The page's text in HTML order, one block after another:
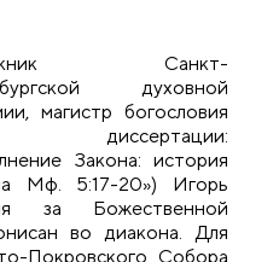
Санкт-
духовной
магистр богословия
диссертации:
Закона: история
Мф. 5:17-20») Игорь
за Божественной
во диакона. Для
Покровского Собора